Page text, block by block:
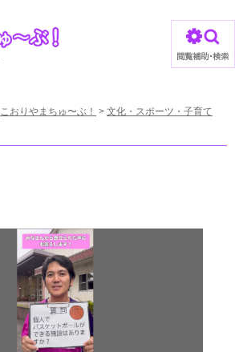
こおりやまちゅ〜ぶ！ > 文化・スポーツ・子育て